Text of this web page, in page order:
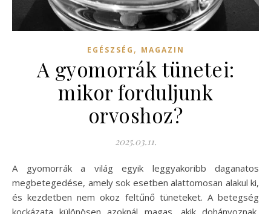
EGÉSZSÉG , MAGAZIN
A gyomorrák tünetei:
mikor forduljunk
orvoshoz?
2025.03.11.
A gyomorrák a világ egyik leggyakoribb daganatos
megbetegedése, amely sok esetben alattomosan alakul ki,
és kezdetben nem okoz feltűnő tüneteket. A betegség
kockázata különösen azoknál magas, akik dohányoznak,